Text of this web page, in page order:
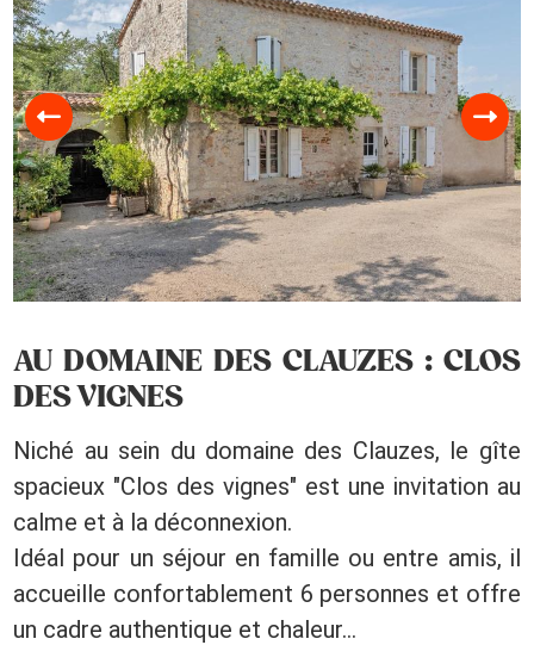
AU DOMAINE DES CLAUZES : CLOS
DES VIGNES
Niché au sein du domaine des Clauzes, le gîte
spacieux "Clos des vignes" est une invitation au
calme et à la déconnexion.
Idéal pour un séjour en famille ou entre amis, il
accueille confortablement 6 personnes et offre
un cadre authentique et chaleur...